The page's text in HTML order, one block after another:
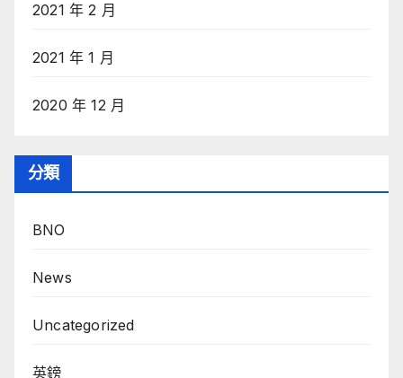
2021 年 2 月
2021 年 1 月
2020 年 12 月
分類
BNO
News
Uncategorized
英鎊